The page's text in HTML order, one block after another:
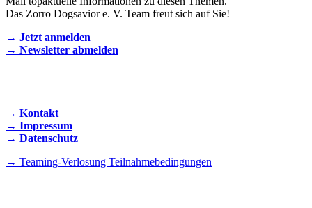
Das Zorro Dogsavior e. V. Team freut sich auf Sie!
→ Jetzt anmelden
→ Newsletter abmelden
→ Kontakt
→ Impressum
→ Datenschutz
→ Teaming-Verlosung Teilnahmebedingungen